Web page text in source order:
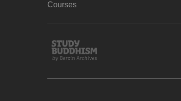
Courses
Study
Buddhism